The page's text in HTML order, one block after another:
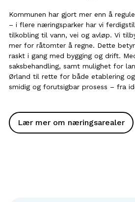
Kommunen har gjort mer enn å
– i flere næringsparker har vi
tilkobling til vann, vei og avløp. Vi
mer for råtomter å regne. Dette
raskt i gang med bygging og drift.
saksbehandling, samt mulighet for
Ørland til rette for både etablering
smidig og forutsigbar prosess – fra
Lær mer om næringsarealer